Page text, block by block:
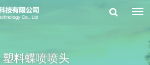
塑料蝶喷喷头